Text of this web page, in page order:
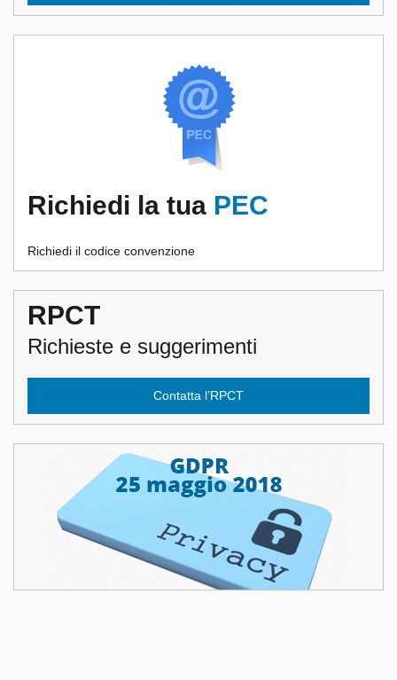
Richiedi la tua PEC
Richiedi il codice convenzione
RPCT
Richieste e suggerimenti
Contatta l’RPCT